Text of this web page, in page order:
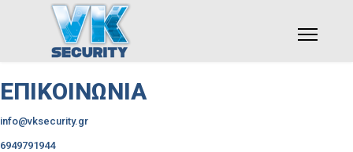
Αναζήτηση
ΕΠΙΚΟΙΝΩΝΙΑ
info@vksecurity.gr
6949791944